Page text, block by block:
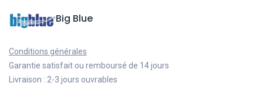
Big Blue
Conditions générales
Garantie satisfait ou remboursé de 14 jours
Livraison : 2-3 jours ouvrables